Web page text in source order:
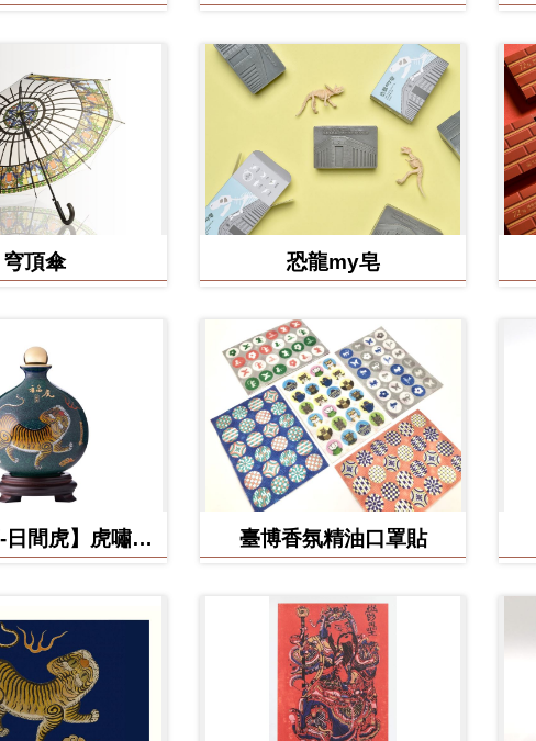
穹頂傘 恐龍my皂
-日間虎】虎嘯台
臺博香氛精油口罩貼